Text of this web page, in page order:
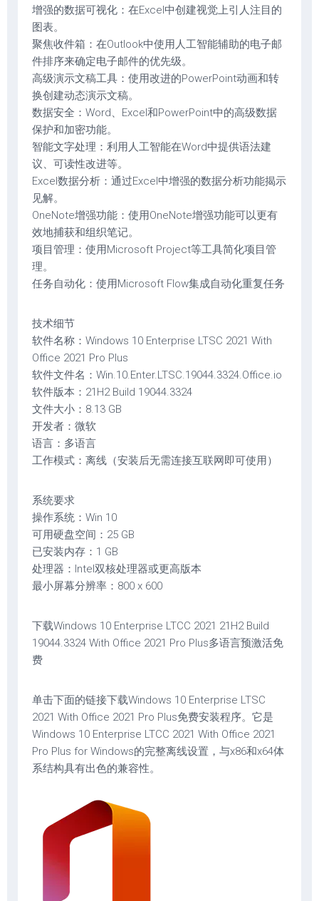
增强的数据可视化：在Excel中创建视觉上引人注目的
图表。
聚焦收件箱：在Outlook中使用人工智能辅助的电子邮
件排序来确定电子邮件的优先级。
高级演示文稿工具：使用改进的PowerPoint动画和转
换创建动态演示文稿。
数据安全：Word、Excel和PowerPoint中的高级数据
保护和加密功能。
智能文字处理：利用人工智能在Word中提供语法建
议、可读性改进等。
Excel数据分析：通过Excel中增强的数据分析功能揭示
见解。
OneNote增强功能：使用OneNote增强功能可以更有
效地捕获和组织笔记。
项目管理：使用Microsoft Project等工具简化项目管
理。
任务自动化：使用Microsoft Flow集成自动化重复任务
技术细节
软件名称：Windows 10 Enterprise LTSC 2021 With
Office 2021 Pro Plus
软件文件名：Win.10.Enter.LTSC.19044.3324.Office.io
软件版本：21H2 Build 19044.3324
文件大小：8.13 GB
开发者：微软
语言：多语言
工作模式：离线（安装后无需连接互联网即可使用）
系统要求
操作系统：Win 10
可用硬盘空间：25 GB
已安装内存：1 GB
处理器：Intel双核处理器或更高版本
最小屏幕分辨率：800 x 600
下载Windows 10 Enterprise LTCC 2021 21H2 Build
19044.3324 With Office 2021 Pro Plus多语言预激活免
费
单击下面的链接下载Windows 10 Enterprise LTSC
2021 With Office 2021 Pro Plus免费安装程序。它是
Windows 10 Enterprise LTCC 2021 With Office 2021
Pro Plus for Windows的完整离线设置，与x86和x64体
系结构具有出色的兼容性。